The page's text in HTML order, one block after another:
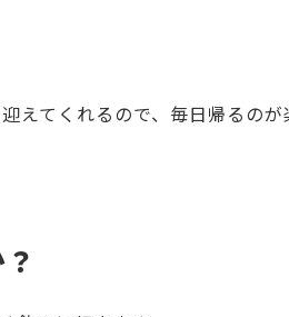
えてくれるので、毎日帰るのが